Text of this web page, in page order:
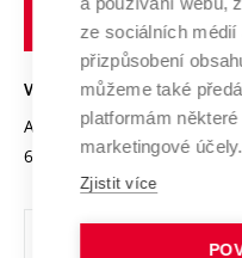
Open Science
Projekty
Projekty ze strukturálních
Specifický výzkum
Mezinárodní dohody
Univerzitní sítě
Podnikavá univerzita /
Bezpečná univerzita
Vyznamenání
Organizační struktura
Ochrana osobních údajů
VYSOKÉ UČENÍ
Antonínská 548/1
602 00 Brno
ze sociálních
přizpůsobení
můžeme také
platformám
marketingové účely.
Zjistit více